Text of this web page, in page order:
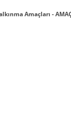
Amaçları -